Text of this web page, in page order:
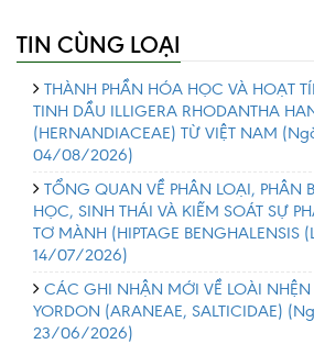
TIN CÙNG LOẠI
THÀNH PHẦN HÓA HỌC VÀ HOẠT
TINH DẦU ILLIGERA RHODANTHA
(HERNANDIACEAE) TỪ VIỆT NAM
04/08/2026)
TỔNG QUAN VỀ PHÂN LOẠI, PHÂN
HỌC, SINH THÁI VÀ KIỂM SOÁT SỰ
TƠ MÀNH (HIPTAGE BENGHALENSIS
14/07/2026)
CÁC GHI NHẬN MỚI VỀ LOÀI
YORDON (ARANEAE, SALTICIDAE)
23/06/2026)